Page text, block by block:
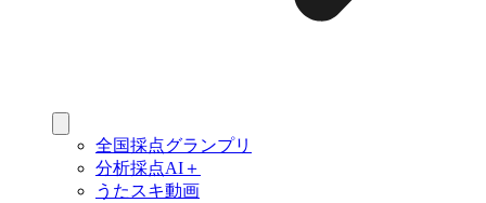
全国採点グランプリ
分析採点AI＋
うたスキ動画